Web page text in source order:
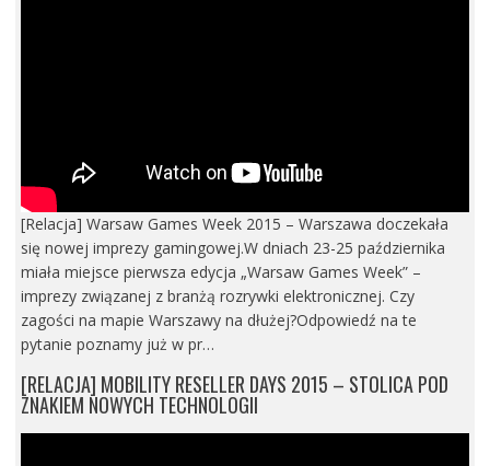
[Relacja] Warsaw Games Week 2015 – Warszawa doczekała
się nowej imprezy gamingowej.W dniach 23-25 października
miała miejsce pierwsza edycja „Warsaw Games Week” –
imprezy związanej z branżą rozrywki elektronicznej. Czy
zagości na mapie Warszawy na dłużej?Odpowiedź na te
pytanie poznamy już w pr…
[RELACJA] MOBILITY RESELLER DAYS 2015 – STOLICA POD
ZNAKIEM NOWYCH TECHNOLOGII